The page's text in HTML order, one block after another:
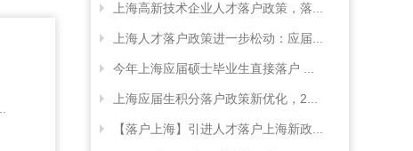
上海高新技术企业人才落户政策，落...
上海人才落户政策进一步松动：应届...
今年上海应届硕士毕业生直接落户 ...
上海应届生积分落户政策新优化，2...
【落户上海】引进人才落户上海新政...